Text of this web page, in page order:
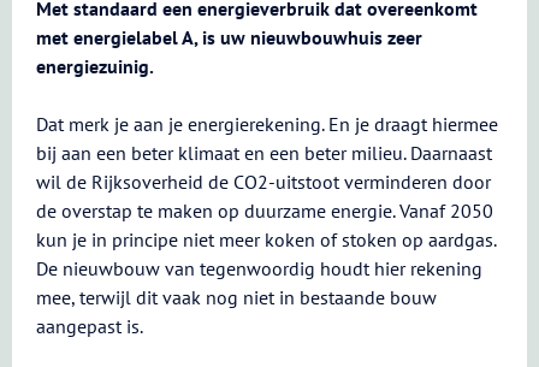
Met standaard een energieverbruik dat overeenkomt
met energielabel A, is uw nieuwbouwhuis zeer
energiezuinig.
Dat merk je aan je energierekening. En je draagt hiermee
bij aan een beter klimaat en een beter milieu. Daarnaast
wil de Rijksoverheid de CO2-uitstoot verminderen door
de overstap te maken op duurzame energie. Vanaf 2050
kun je in principe niet meer koken of stoken op aardgas.
De nieuwbouw van tegenwoordig houdt hier rekening
mee, terwijl dit vaak nog niet in bestaande bouw
aangepast is.